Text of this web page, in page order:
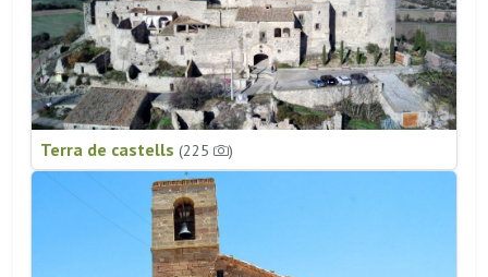
Terra de castells (225 )